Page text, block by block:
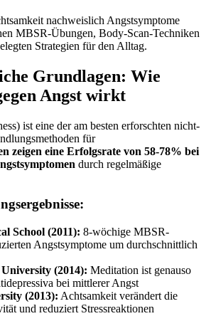
nachweislich Angstsymptome
MBSR-Übungen, Body-Scan-Techniken
Strategien für den Alltag.
Grundlagen: Wie
Angst wirkt
ist eine der am besten erforschten nicht-
für
zeigen eine Erfolgsrate von 58-78% bei
durch regelmäßige
School (2011): 8-wöchige MBSR-
Angstsymptome um durchschnittlich
(2014): Meditation ist genauso
bei mittlerer Angst
(2013): Achtsamkeit verändert die
und reduziert Stressreaktionen